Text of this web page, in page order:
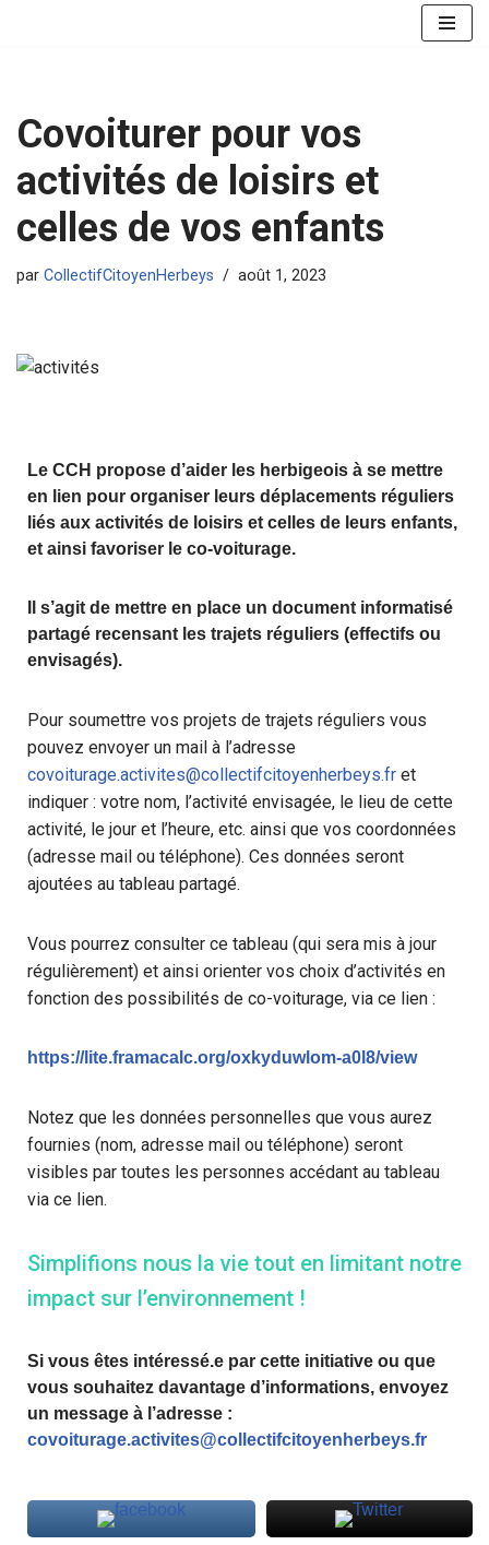
contenu
Covoiturer pour vos
activités de loisirs et
celles de vos enfants
par CollectifCitoyenHerbeys août 1, 2023
Le CCH propose d’aider les herbigeois à se mettre
en lien pour organiser leurs déplacements réguliers
liés aux activités de loisirs et celles de leurs enfants,
et ainsi favoriser le co-voiturage.
Il s’agit de mettre en place un document informatisé
partagé recensant les trajets réguliers (effectifs ou
envisagés).
Pour soumettre vos projets de trajets réguliers vous
pouvez envoyer un mail à l’adresse
covoiturage.activites@collectifcitoyenherbeys.fr et
indiquer : votre nom, l’activité envisagée, le lieu de cette
activité, le jour et l’heure, etc. ainsi que vos coordonnées
(adresse mail ou téléphone). Ces données seront
ajoutées au tableau partagé.
Vous pourrez consulter ce tableau (qui sera mis à jour
régulièrement) et ainsi orienter vos choix d’activités en
fonction des possibilités de co-voiturage, via ce lien :
https://lite.framacalc.org/oxkyduwlom-a0l8/view
Notez que les données personnelles que vous aurez
fournies (nom, adresse mail ou téléphone) seront
visibles par toutes les personnes accédant au tableau
via ce lien.
Simplifions nous la vie tout en limitant notre
impact sur l’environnement !
Si vous êtes intéressé.e par cette initiative ou que
vous souhaitez davantage d’informations, envoyez
un message à l’adresse :
covoiturage.activites@collectifcitoyenherbeys.fr